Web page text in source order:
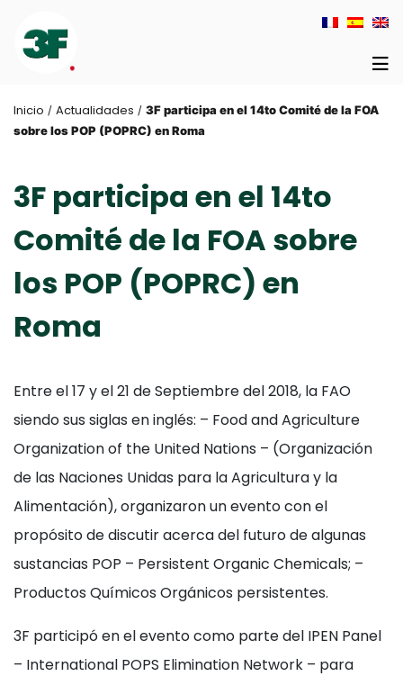
Inicio / Actualidades / 3F participa en el 14to Comité de la FOA
sobre los POP (POPRC) en Roma
3F participa en el 14to
Comité de la FOA sobre
los POP (POPRC) en
Roma
Entre el 17 y el 21 de Septiembre del 2018, la FAO
siendo sus siglas en inglés: – Food and Agriculture
Organization of the United Nations – (Organización
de las Naciones Unidas para la Agricultura y la
Alimentación), organizaron un evento con el
propósito de discutir acerca del futuro de algunas
sustancias POP – Persistent Organic Chemicals; –
Productos Químicos Orgánicos persistentes.
3F participó en el evento como parte del IPEN Panel
– International POPS Elimination Network – para